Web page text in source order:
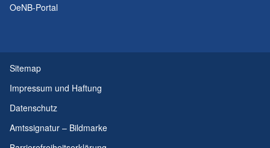
OeNB-Portal
Sitemap
Impressum und Haftung
Datenschutz
Amtssignatur – Bildmarke